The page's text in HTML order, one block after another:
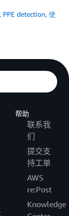
, PPE detection, 使
帮助
联系我
们
提交支
持工单
AWS
re:Post
Knowledge